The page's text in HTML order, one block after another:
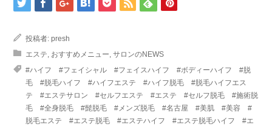
投稿者: presh
エステ おすすめメニュー サロンのNEWS
#ハイフ #フェイシャル #フェイスハイフ #ボディーハイフ #脱
毛 #脱毛ハイフ #ハイフエステ #ハイフ脱毛 #脱毛ハイフエス
テ #エステサロン #セルフエステ #エステ #セルフ脱毛 #施術脱
毛 #全身脱毛 #髭脱毛 #メンズ脱毛 #名古屋 #美肌 #美容 #
脱毛エステ #エステ脱毛 #エステハイフ #エステ脱毛ハイフ #エ